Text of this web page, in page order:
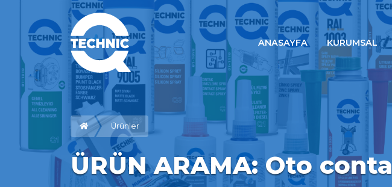
ANASAYFA KURUMSAL
Ürünler
ÜRÜN ARAMA: Oto conta